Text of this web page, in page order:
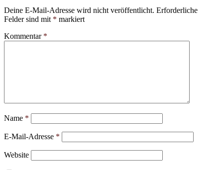
Deine E-Mail-Adresse wird nicht veröffentlicht. Erforderliche
Felder sind mit * markiert
Kommentar *
Name *
E-Mail-Adresse *
Website